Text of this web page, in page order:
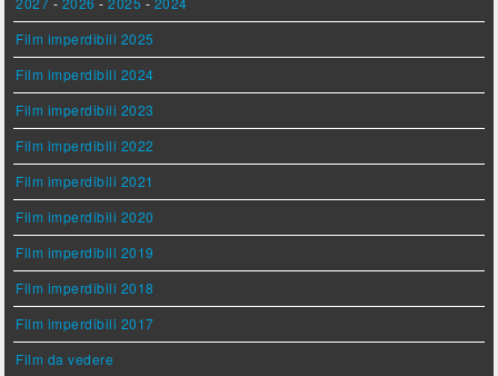
Film imperdibili 2025
Film imperdibili 2024
Film imperdibili 2023
Film imperdibili 2022
Film imperdibili 2021
Film imperdibili 2020
Film imperdibili 2019
Film imperdibili 2018
Film imperdibili 2017
Film da vedere